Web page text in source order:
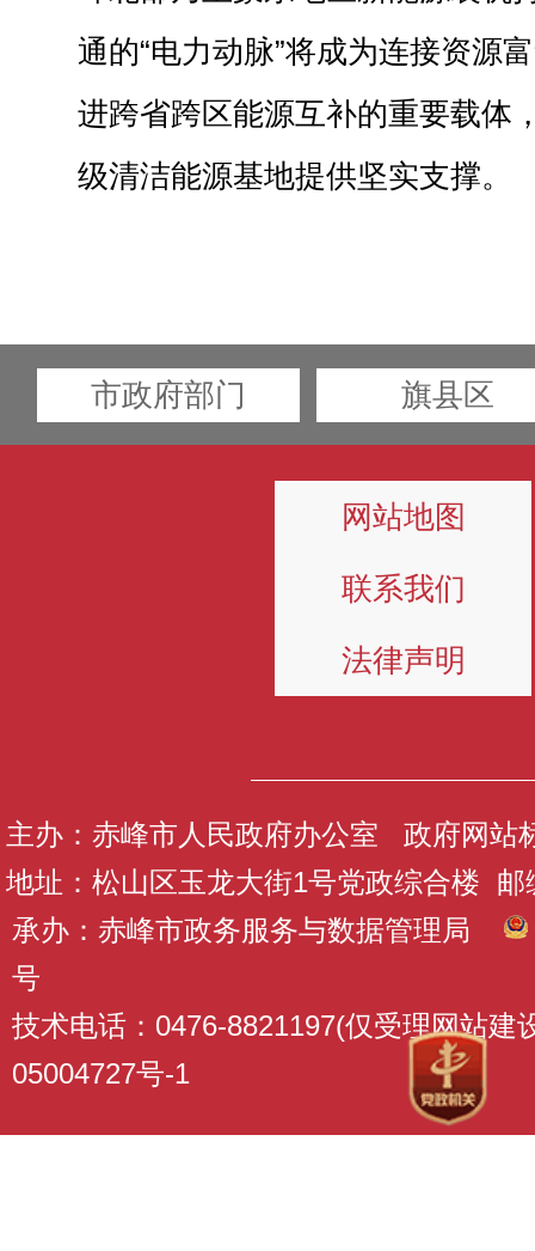
通的“电力动脉”将成为连接资源
进跨省跨区能源互补的重要载体
级清洁能源基地提供坚实支撑。
市政府部门 旗县区
网站地图
联系我们
法律声明
主办：赤峰市人民政府办公室 政府网站
地址：松山区玉龙大街1号党政综合楼 邮
承办：赤峰市政务服务与数据管理局
号
技术电话：0476-8821197(仅受理网站建
05004727号-1